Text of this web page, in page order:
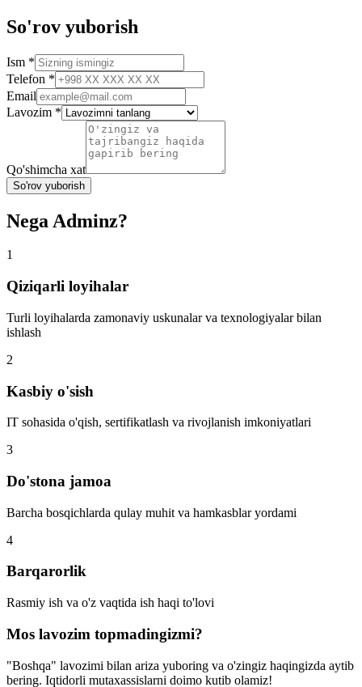
So'rov yuborish
Ism *
Telefon *
Email
Lavozim *
Qo'shimcha xat
So'rov yuborish
Nega Adminz?
1
Qiziqarli loyihalar
Turli loyihalarda zamonaviy uskunalar va texnologiyalar bilan
ishlash
2
Kasbiy o'sish
IT sohasida o'qish, sertifikatlash va rivojlanish imkoniyatlari
3
Do'stona jamoa
Barcha bosqichlarda qulay muhit va hamkasblar yordami
4
Barqarorlik
Rasmiy ish va o'z vaqtida ish haqi to'lovi
Mos lavozim topmadingizmi?
"Boshqa" lavozimi bilan ariza yuboring va o'zingiz haqingizda aytib
bering. Iqtidorli mutaxassislarni doimo kutib olamiz!